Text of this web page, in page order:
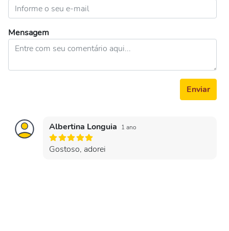
Mensagem
Enviar
Albertina Longuia 1 ano
Gostoso, adorei